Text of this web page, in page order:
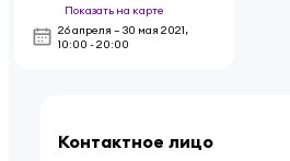
Показать на карте
26 апреля – 30 мая 2021,
10:00 - 20:00
Контактное лицо